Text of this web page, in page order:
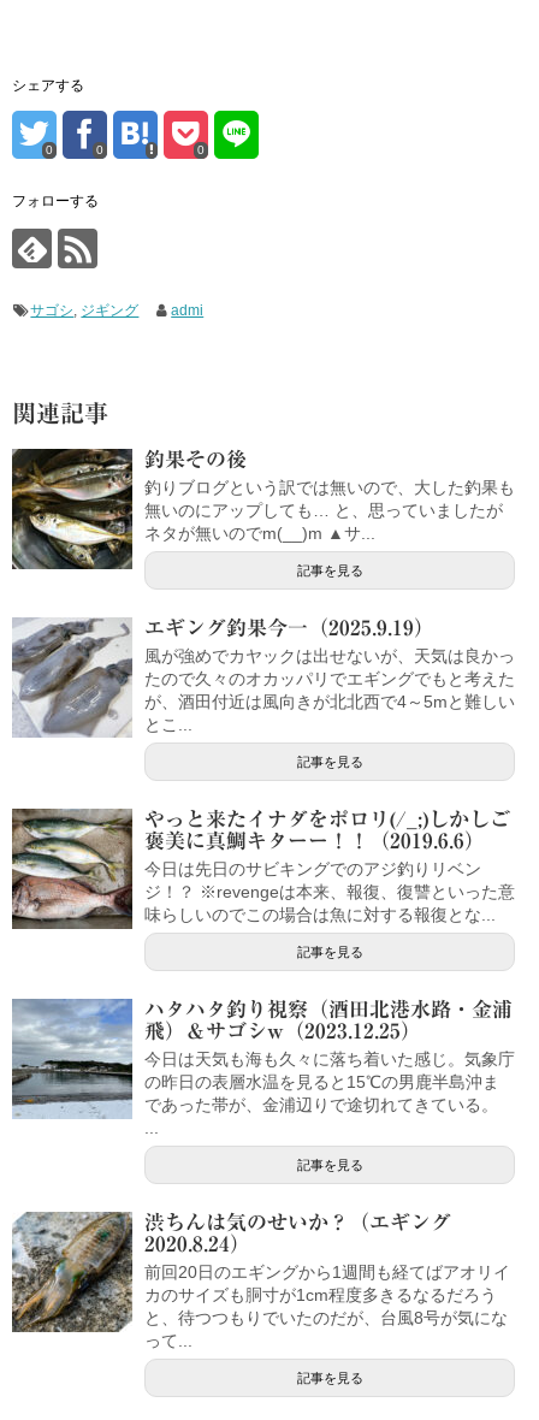
シェアする
0 0 0
フォローする
サゴシ, ジギング admi
関連記事
釣果その後
釣りブログという訳では無いので、大した釣果も
無いのにアップしても… と、思っていましたが
ネタが無いのでm(__)m ▲サ...
記事を見る
エギング釣果今一（2025.9.19）
風が強めでカヤックは出せないが、天気は良かっ
たので久々のオカッパリでエギングでもと考えた
が、酒田付近は風向きが北北西で4～5mと難しい
とこ...
記事を見る
やっと来たイナダをポロリ(/_;)しかしご
褒美に真鯛キターー！！（2019.6.6）
今日は先日のサビキングでのアジ釣りリベン
ジ！？ ※revengeは本来、報復、復讐といった意
味らしいのでこの場合は魚に対する報復とな...
記事を見る
ハタハタ釣り視察（酒田北港水路・金浦
飛）＆サゴシw（2023.12.25）
今日は天気も海も久々に落ち着いた感じ。気象庁
の昨日の表層水温を見ると15℃の男鹿半島沖ま
であった帯が、金浦辺りで途切れてきている。
...
記事を見る
渋ちんは気のせいか？（エギング
2020.8.24）
前回20日のエギングから1週間も経てばアオリイ
カのサイズも胴寸が1cm程度多きるなるだろう
と、待つつもりでいたのだが、台風8号が気にな
って...
記事を見る